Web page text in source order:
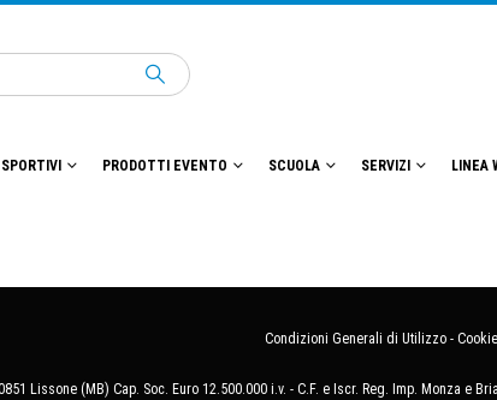
PRODOTTI EVENTO SCUOLA SERVIZI LINEA
Condizioni Generali di Utilizzo -
Lissone (MB) Cap. Soc. Euro 12.500.000 i.v. - C.F. e Iscr. Reg. Imp. Monza e